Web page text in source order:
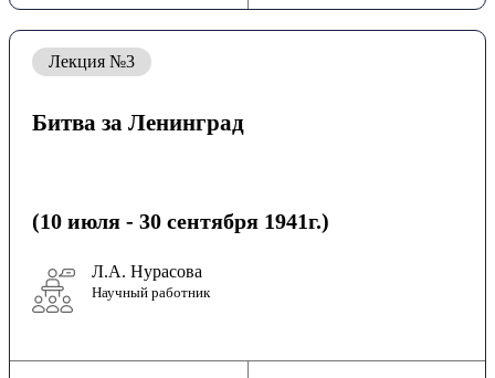
Лекция №3
Битва за Ленинград
(10 июля - 30 сентября 1941г.)
Л.А. Нурасова
Научный работник